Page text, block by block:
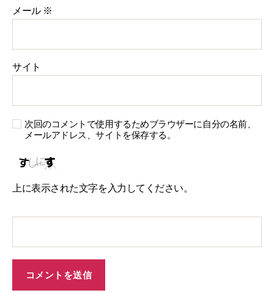
メール ※
サイト
次回のコメントで使用するためブラウザーに自分の名前、
メールアドレス、サイトを保存する。
上に表示された文字を入力してください。